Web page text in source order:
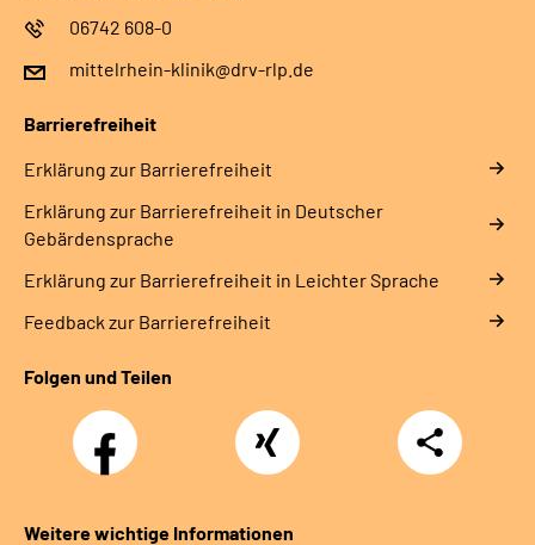
06742 608-0
mittelrhein-klinik@drv-rlp.de
Barrierefreiheit
Erklärung zur Barrierefreiheit
Erklärung zur Barrierefreiheit in Deutscher
Gebärdensprache
Erklärung zur Barrierefreiheit in Leichter Sprache
Feedback zur Barrierefreiheit
Folgen und Teilen
Facebook Xing
Teilen
Weitere wichtige Informationen